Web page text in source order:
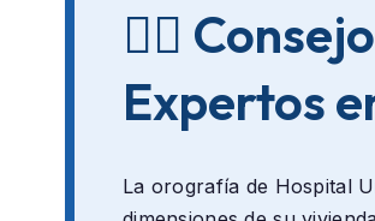
👨‍⚕️
Expertos
La orografía de Hospital